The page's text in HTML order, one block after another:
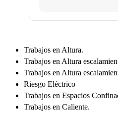
Trabajos en Altura.
Trabajos en Altura
Trabajos en Altura
Riesgo Eléctrico
Trabajos en Espacios
Trabajos en Caliente.